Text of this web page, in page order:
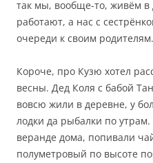
так мы, вообще-то, живём в
работают, а нас с
очереди к своим родителям.
Короче, про Кузю хотел
весны. Дед Коля с бабой
вовсю жили в деревне, у
лодки да рыбалки по
веранде дома, попивали
полуметровый по высоте